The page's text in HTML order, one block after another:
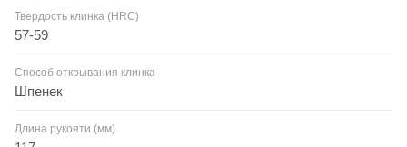
Твердость клинка (HRC)
57-59
Способ открывания клинка
Шпенек
Длина рукояти (мм)